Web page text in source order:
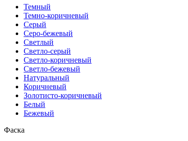
Темный
Темно-коричневый
Серый
Серо-бежевый
Светлый
Светло-серый
Светло-коричневый
Светло-бежевый
Натуральный
Коричневый
Золотисто-коричневый
Белый
Бежевый
Фаска